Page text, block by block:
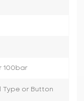
100bar
Type or Button